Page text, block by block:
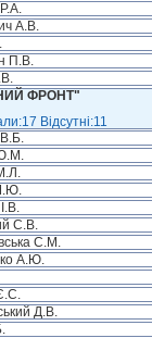
А.В.
П.В.
ФРОНТ"
Відсутні:11
С.В.
С.М.
А.Ю.
Д.В.